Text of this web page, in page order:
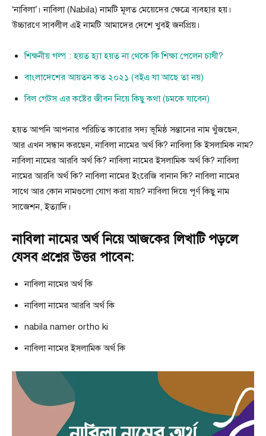
‘নাবিলা’। নাবিলা (Nabila) নামটি মূলত মেয়েদের ক্ষেত্রে ব্যবহার হয়।
উচ্চারণে সাবলীল এই নামটি আমাদের দেশে খুবই জনপ্রিয়।
শিক্ষনীয় গল্প : হয়ত হ্যা হয়ত না থেকে কি শিক্ষা পেলেন চাষী?
বাংলাদেশের আয়তন কত ২০২১ (বইএ যা আছে তা নয়)
বিল গেটস এর কষ্টের জীবন নিয়ে কিছু কথা (চমকে যাবেন)
হয়ত আপনি আপনার পরিচিত কারোর সদ্য ভূমিষ্ঠ সন্তানের নাম খুঁজছেন,
আর এখন সন্ধান করছেন, নাবিলা নামের অর্থ কি? নাবিলা কি ইসলামিক নাম?
নাবিলা নামের আরবি অর্থ কি? নাবিলা নামের ইসলামিক অর্থ কি? নাবিলা
নামের আরবি অর্থ কি? নাবিলা নামের ইংরেজি বানান কি? নাবিলা নামের
সাথে আর কোন নামগুলো যোগ করা যায়? নাবিলা দিয়ে পূর্ণ কিছু নাম
সাজেশন, ইত্যাদি।
নাবিলা নামের অর্থ নিয়ে আজকের লিখাটি পড়লে
যেসব প্রশ্নের উত্তর পাবেন:
নাবিলা নামের অর্থ কি
নাবিলা নামের আরবি অর্থ কি
nabila namer ortho ki
নাবিলা নামের ইসলামিক অর্থ কি